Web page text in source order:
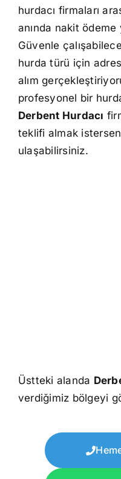
hurdacı firmaları
anında nakit ödeme
Güvenle
hurda türü için
alım
profesyonel bir
Derbent Hurdacı
teklifi almak
ulaşabilirsiniz.
Üstteki alanda
verdiğimiz bölgeyi